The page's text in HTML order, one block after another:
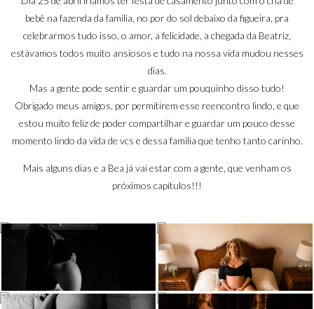
bebê na fazenda da família, no por do sol debaixo da figueira, pra
celebrarmos tudo isso, o amor, a felicidade, a chegada da Beatriz,
estávamos todos muito ansiosos e tudo na nossa vida mudou nesses
dias.
Mas a gente pode sentir e guardar um pouquinho disso tudo!
Obrigado meus amigos, por permitirem esse reencontro lindo, e que
estou muito feliz de poder compartilhar e guardar um pouco desse
momento lindo da vida de vcs e dessa família que tenho tanto carinho.
Mais alguns dias e a Bea já vai estar com a gente, que venham os
próximos capítulos!!!